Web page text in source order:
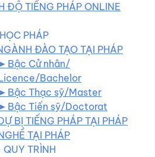
ĐỘ TIẾNG PHÁP ONLINE
PHÁP
ĐÀO TẠO TẠI PHÁP
Bậc Cử nhân/
Bachelor
Bậc Thạc sỹ/Master
Bậc Tiến sỹ/Doctorat
BỊ TIẾNG PHÁP TẠI PHÁP
TẠI PHÁP
TRÌNH